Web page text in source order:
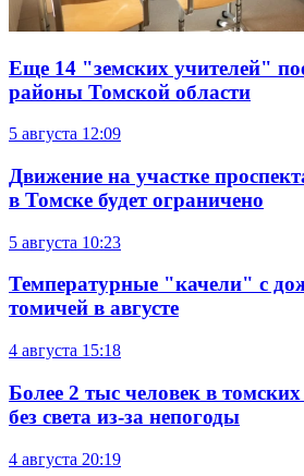
Еще 14 "земских учителей"
районы Томской области
5 августа 12:09
Движение на участке
в Томске будет ограничено
5 августа 10:23
Температурные "качели" с
томичей в августе
4 августа 15:18
Более 2 тыс человек в томских
без света из-за непогоды
4 августа 20:19